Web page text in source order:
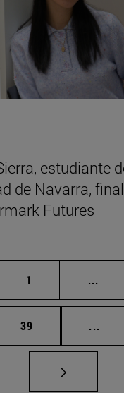
estudiante
de Navarra,
Futures
Página
1 ...
Página
39 ...